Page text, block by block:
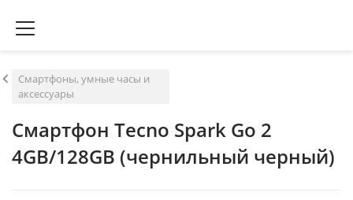
Смартфоны, умные часы и
аксессуары
Смартфон Tecno Spark Go 2
4GB/128GB (чернильный черный)